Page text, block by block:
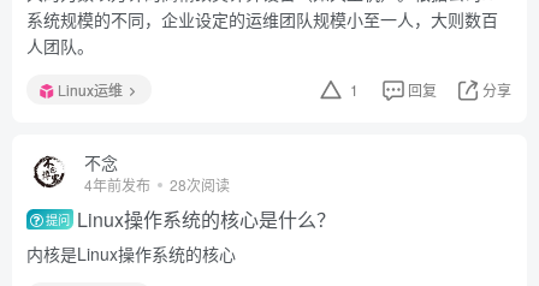
系统规模的不同，企业设定的运维团队规模小至一人，大则数百
人团队。
Linux运维 1 回复 分享
不念
4年前发布 28次阅读
提问 Linux操作系统的核心是什么？
内核是Linux操作系统的核心